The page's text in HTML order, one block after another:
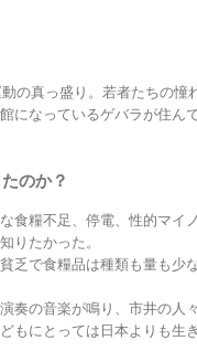
の真っ盛り。若者たちの
になっているゲバラが住
のか？
食糧不足、停電、性的マ
りたかった。
乏で食糧品は種類も量も
奏の音楽が鳴り、市井の
もにとっては日本よりも生